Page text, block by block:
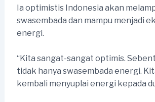
Ia optimistis Indonesia akan
swasembada dan mampu menjadi
energi.
“Kita sangat-sangat optimis.
tidak hanya swasembada energi.
kembali menyuplai energi kepada